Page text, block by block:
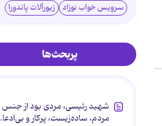
سرویس خواب نوزاد زیورآلات پاندورا
پربحث‌ها
شهید رئیسی، مردی بود از جنس
مردم، ساده‌زیست، پرکار و بی‌ادعا.